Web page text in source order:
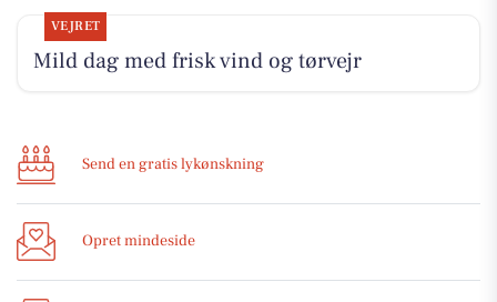
VEJRET
Mild dag med frisk vind og tørvejr
Send en gratis lykønskning
Opret mindeside